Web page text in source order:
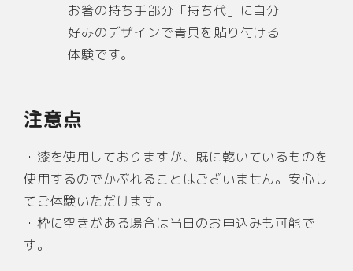
お箸の持ち手部分「持ち代」に自分
好みのデザインで青貝を貼り付ける
体験です。
注意点
・漆を使用しておりますが、既に乾いているものを
使用するのでかぶれることはございません。安心し
てご体験いただけます。
・枠に空きがある場合は当日のお申込みも可能で
す。